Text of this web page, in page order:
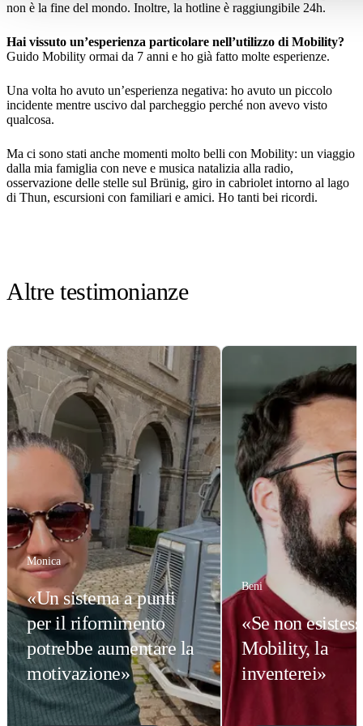
non è la fine del mondo. Inoltre, la hotline è raggiungibile 24h.
Hai vissuto un’esperienza particolare nell’utilizzo di Mobility?
Guido Mobility ormai da 7 anni e ho già fatto molte esperienze.
Una volta ho avuto un’esperienza negativa: ho avuto un piccolo
incidente mentre uscivo dal parcheggio perché non avevo visto
qualcosa.
Ma ci sono stati anche momenti molto belli con Mobility: un viaggio
dalla mia famiglia con neve e musica natalizia alla radio,
osservazione delle stelle sul Brünig, giro in cabriolet intorno al lago
di Thun, escursioni con familiari e amici. Ho tanti bei ricordi.
Altre testimonianze
Monica
«Un sistema a punti
per il rifornimento
potrebbe aumentare la
motivazione»
Beni
«Se non
Mobility, la
inventerei»